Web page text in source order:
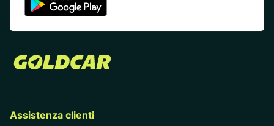
Assistenza clienti